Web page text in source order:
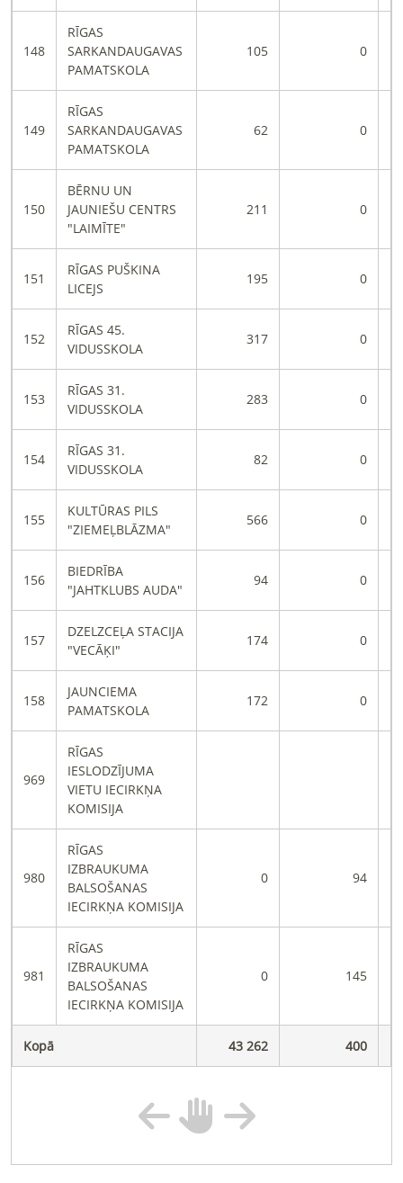
148
RĪGAS
SARKANDAUGAVAS
PAMATSKOLA
105 0
149
RĪGAS
SARKANDAUGAVAS
PAMATSKOLA
62 0
150
BĒRNU UN
JAUNIEŠU CENTRS
"LAIMĪTE"
211 0
151
RĪGAS PUŠKINA
LICEJS
195 0
152
RĪGAS 45.
VIDUSSKOLA
317 0
153
RĪGAS 31.
VIDUSSKOLA
283 0
154
RĪGAS 31.
VIDUSSKOLA
82 0
155
KULTŪRAS PILS
"ZIEMEĻBLĀZMA"
566 0
156
BIEDRĪBA
"JAHTKLUBS AUDA"
94 0
157
DZELZCEĻA STACIJA
"VECĀĶI"
174 0
158
JAUNCIEMA
PAMATSKOLA
172 0
969
RĪGAS
IESLODZĪJUMA
VIETU IECIRKŅA
KOMISIJA
980
RĪGAS
IZBRAUKUMA
BALSOŠANAS
IECIRKŅA KOMISIJA
0 94
981
RĪGAS
IZBRAUKUMA
BALSOŠANAS
IECIRKŅA KOMISIJA
0 145
Kopā 43 262 400